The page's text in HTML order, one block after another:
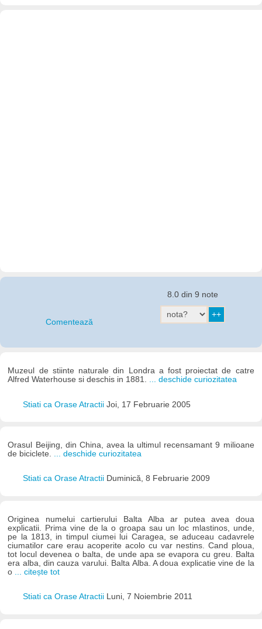
Comentează
8.0 din 9 note
Muzeul de stiinte naturale din Londra a fost proiectat de catre
Alfred Waterhouse si deschis in 1881. ... deschide curiozitatea
Stiati ca Orase Atractii Joi, 17 Februarie 2005
Orasul Beijing, din China, avea la ultimul recensamant 9 milioane
de biciclete. ... deschide curiozitatea
Stiati ca Orase Atractii Duminică, 8 Februarie 2009
Originea numelui cartierului Balta Alba ar putea avea doua
explicatii. Prima vine de la o groapa sau un loc mlastinos, unde,
pe la 1813, in timpul ciumei lui Caragea, se aduceau cadavrele
ciumatilor care erau acoperite acolo cu var nestins. Cand ploua,
tot locul devenea o balta, de unde apa se evapora cu greu. Balta
era alba, din cauza varului. Balta Alba. A doua explicatie vine de la
o
... citește tot
Stiati ca Orase Atractii Luni, 7 Noiembrie 2011